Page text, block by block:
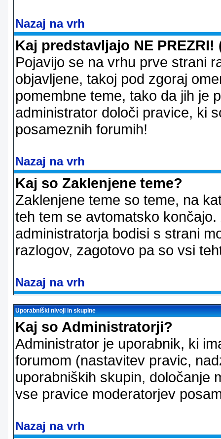
Nazaj na vrh
Kaj predstavljajo NE
Pojavijo se na vrhu prve strani
objavljene, takoj pod zgoraj
pomembne teme, tako da jih je
administrator določi pravice, ki
posameznih forumih!
Nazaj na vrh
Kaj so Zaklenjene teme?
Zaklenjene teme so teme, na
teh tem se avtomatsko
administratorja bodisi s strani
razlogov, zagotovo pa so vsi
Nazaj na vrh
Uporabniški nivoji in skupine
Kaj so Administratorji?
Administrator je uporabnik, ki
forumom (nastavitev pravic,
uporabniških skupin, določanje
vse pravice moderatorjev
Nazaj na vrh